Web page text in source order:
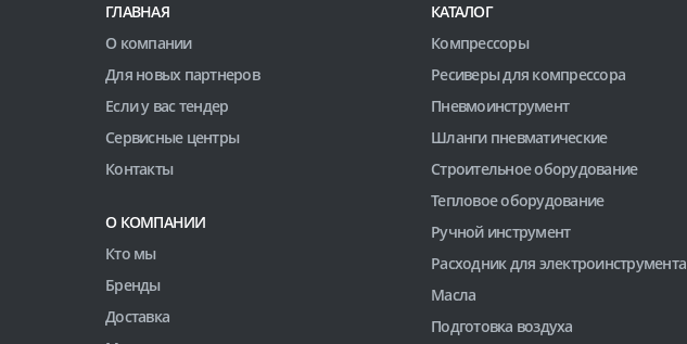
ГЛАВНАЯ
О компании
Для новых партнеров
Если у вас тендер
Сервисные центры
Контакты
О КОМПАНИИ
Кто мы
Бренды
Доставка
КАТАЛОГ
Компрессоры
Ресиверы для компрессора
Пневмоинструмент
Шланги пневматические
Строительное оборудование
Тепловое оборудование
Ручной инструмент
Расходник для электроинструмента
Масла
Подготовка воздуха